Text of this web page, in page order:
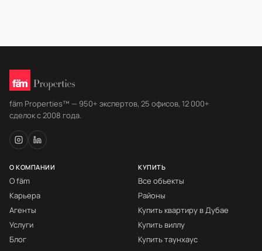
fäm Properties™ — 950+ экспертов, 25 офисов, 12 000+
сделок с 2008 года.
О КОМПАНИИ
О fäm
Карьера
Агенты
Услуги
Блог
КУПИТЬ
Все объекты
Районы
Купить квартиру в Дубае
Купить виллу
Купить таунхаус